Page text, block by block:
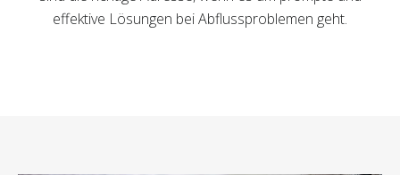
effektive Lösungen bei Abflussproblemen geht.